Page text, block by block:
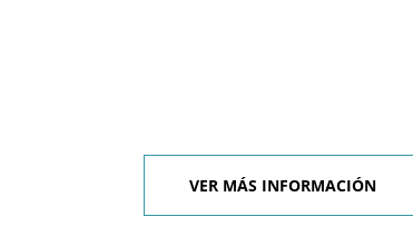
VER MÁS INFORMACIÓN